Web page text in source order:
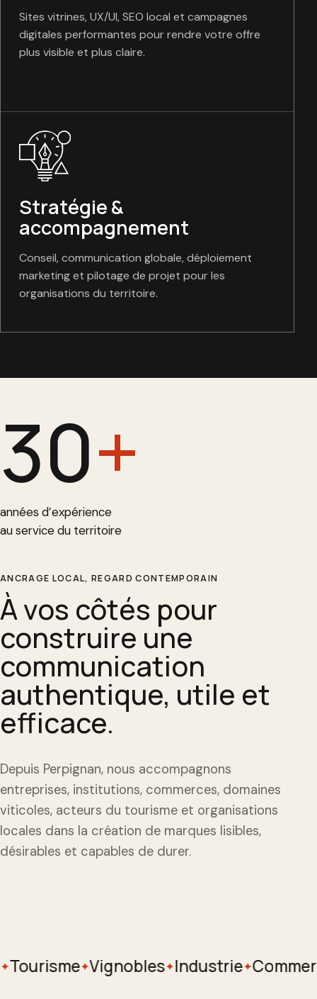
Sites vitrines, UX/UI, SEO local et campagnes
digitales performantes pour rendre votre offre
plus visible et plus claire.
Stratégie &
accompagnement
Conseil, communication globale, déploiement
marketing et pilotage de projet pour les
organisations du territoire.
30+
années d’expérience
au service du territoire
ANCRAGE LOCAL, REGARD CONTEMPORAIN
À vos côtés pour
construire une
communication
authentique, utile et
efficace.
Depuis Perpignan, nous accompagnons
entreprises, institutions, commerces, domaines
viticoles, acteurs du tourisme et organisations
locales dans la création de marques lisibles,
désirables et capables de durer.
✦Vignobles✦Industrie✦